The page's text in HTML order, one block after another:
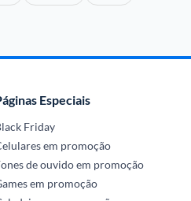
Especiais
Friday
em promoção
de ouvido em promoção
em promoção